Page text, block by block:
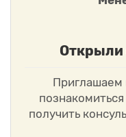
Открыли
Приглашаем
получить